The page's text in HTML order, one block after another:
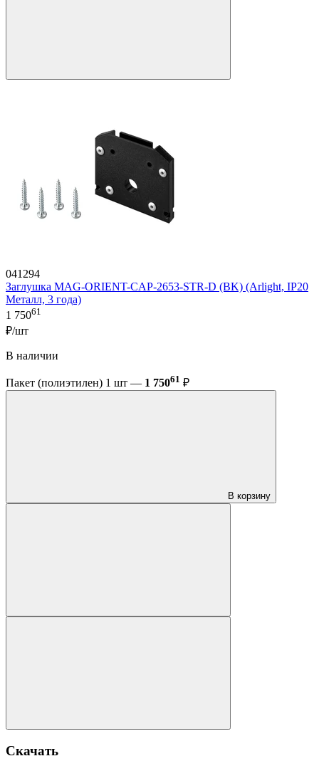
041294
Заглушка MAG-ORIENT-CAP-2653-STR-D (BK) (Arlight, IP20
Металл, 3 года)
1 75061
₽/шт
В наличии
Пакет (полиэтилен) 1 шт — 1 75061 ₽
В корзину
Скачать